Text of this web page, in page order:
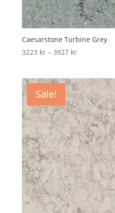
Caesarstone Turbine Grey
3223 kr – 3927 krPrice
through
3927 kr
Sale!